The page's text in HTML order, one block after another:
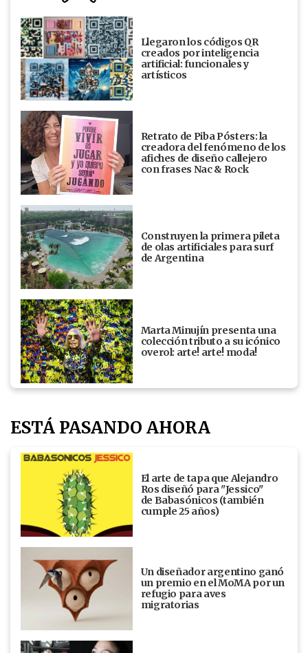
Llegaron los códigos QR
creados por inteligencia
artificial: funcionales y
artísticos
Retrato de Piba Pósters: la
creadora del fenómeno de los
afiches de diseño callejero
con frases Nac & Rock
Construyen la primera pileta
de olas artificiales para surf
de Argentina
Marta Minujín presenta una
colección tributo a su icónico
overol: arte! arte! moda!
ESTÁ PASANDO AHORA
El arte de tapa que Alejandro
Ros diseñó para "Jessico"
de Babasónicos (también
cumple 25 años)
Un diseñador argentino ganó
un premio en el MoMA por un
refugio para aves
migratorias